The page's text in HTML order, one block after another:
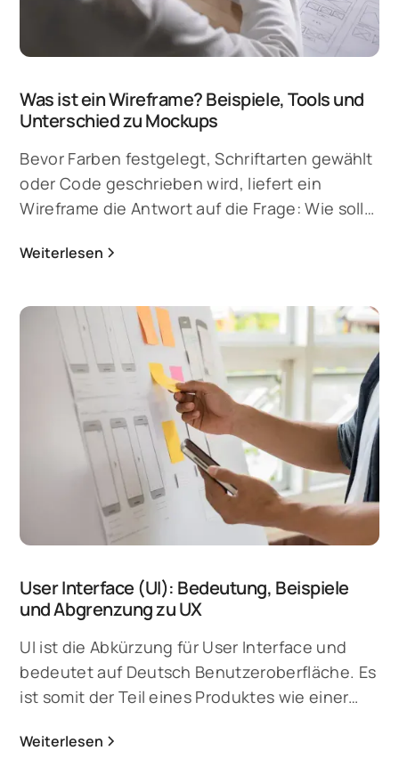
Was ist ein Wireframe? Beispiele, Tools und
Unterschied zu Mockups
Bevor Farben festgelegt, Schriftarten gewählt
oder Code geschrieben wird, liefert ein
Wireframe die Antwort auf die Frage: Wie soll
sich um eine vereinfachte, visuelle Skizze
Es zeigt die Struktur und Anordnung von
Elementen, ohne Design, Farben oder Inhalte
im Detail. Wie sich ein Wireframe erstellen
lässt, die wichtigsten Wireframing-Tools und
verschiedene Arten von Low-Fidelity über
Mid- bis High-Fidelity.
Weiterlesen
User Interface (UI): Bedeutung, Beispiele
und Abgrenzung zu UX
UI ist die Abkürzung für User Interface und
bedeutet auf Deutsch Benutzeroberfläche. Es
ist somit der Teil eines Produktes wie einer
sehen und bedienen können. Das User
Weiterlesen